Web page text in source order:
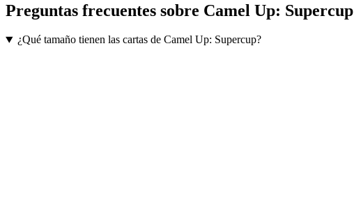
Preguntas frecuentes sobre Camel Up: Supercup
¿Qué tamaño tienen las cartas de Camel Up: Supercup?